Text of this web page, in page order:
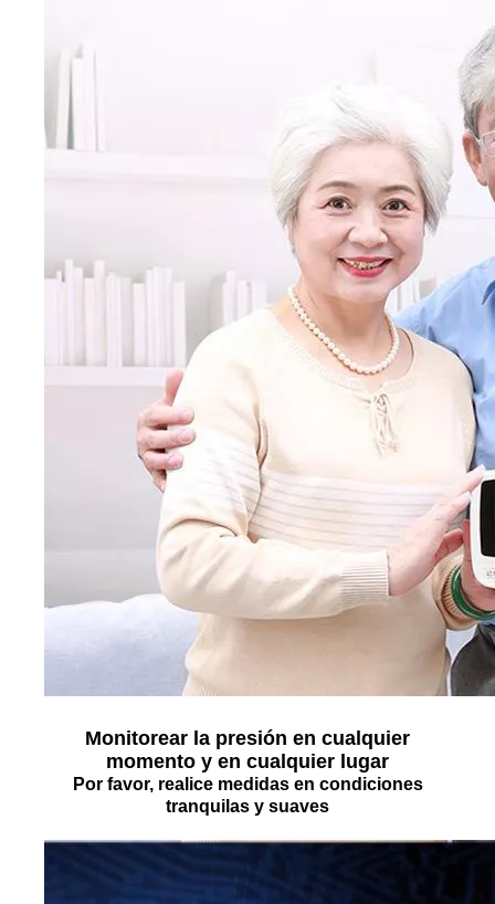
Monitorear la presión en cualquier
momento y en cualquier lugar
Por favor, realice medidas en condiciones
tranquilas y suaves